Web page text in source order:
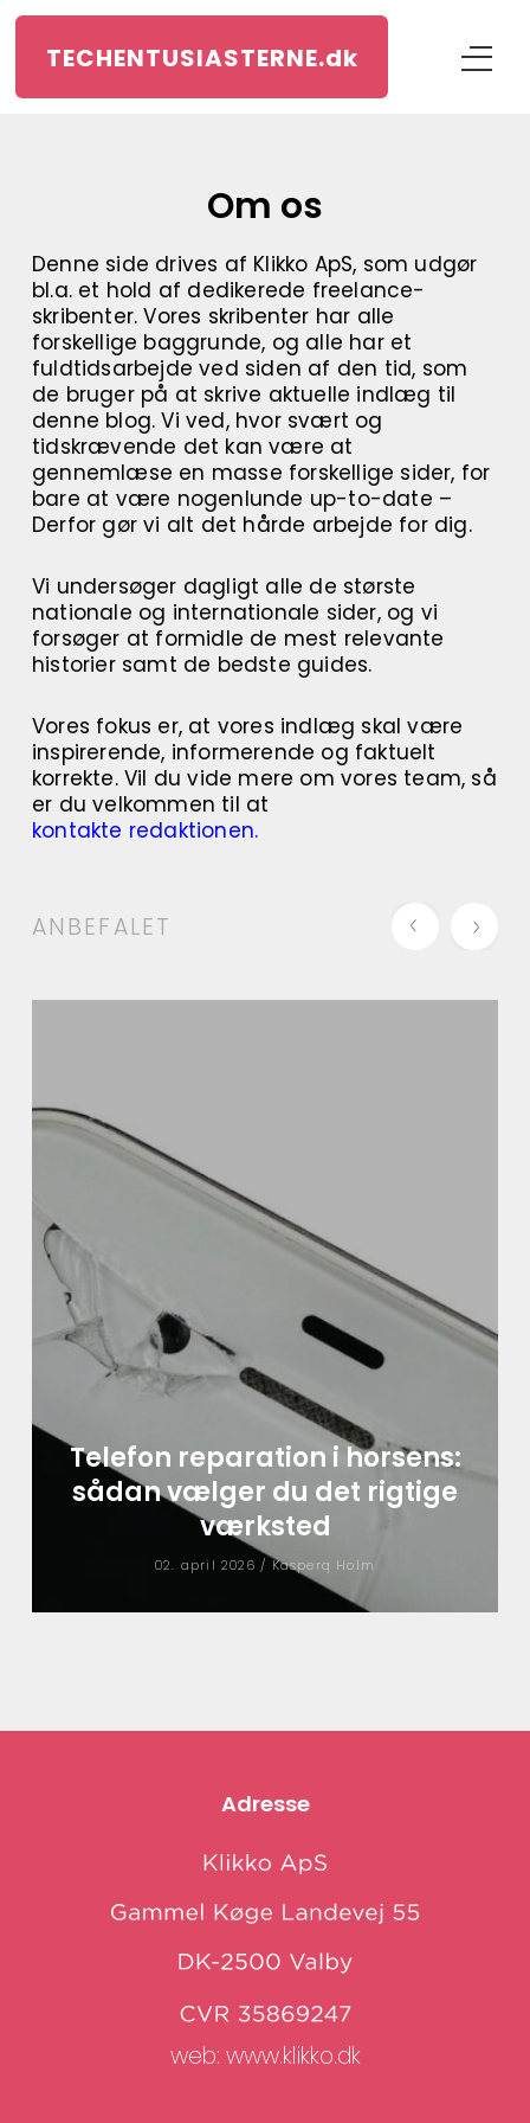
TECHENTUSIASTERNE.dk
Om os
Denne side drives af Klikko ApS, som udgør
bl.a. et hold af dedikerede freelance-
skribenter. Vores skribenter har alle
forskellige baggrunde, og alle har et
fuldtidsarbejde ved siden af den tid, som
de bruger på at skrive aktuelle indlæg til
denne blog. Vi ved, hvor svært og
tidskrævende det kan være at
gennemlæse en masse forskellige sider, for
bare at være nogenlunde up-to-date –
Derfor gør vi alt det hårde arbejde for dig.
Vi undersøger dagligt alle de største
nationale og internationale sider, og vi
forsøger at formidle de mest relevante
historier samt de bedste guides.
Vores fokus er, at vores indlæg skal være
inspirerende, informerende og faktuelt
korrekte. Vil du vide mere om vores team, så
er du velkommen til at
kontakte redaktionen.
ANBEFALET
Telefon reparation i horsens:
sådan vælger du det rigtige
værksted
02. april 2026 / Kasperq Holm
Adresse
web: www.klikko.dk